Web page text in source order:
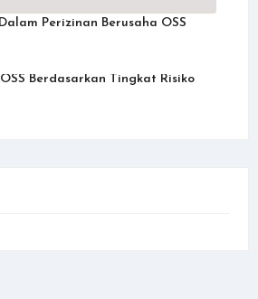
Perizinan Berusaha OSS
Berdasarkan Tingkat Risiko